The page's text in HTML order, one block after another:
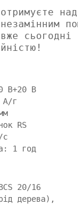
сьогодні
В+20 В
А/г
RS
с
1 год
20/16
дерева),